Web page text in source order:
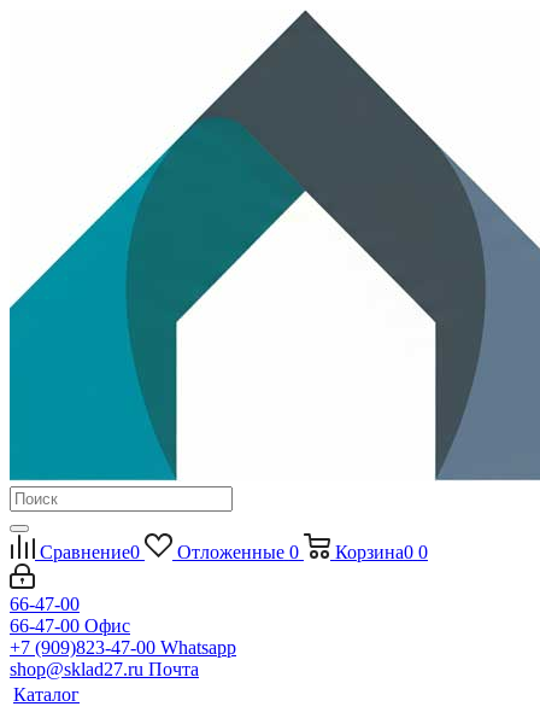
Сравнение0 Отложенные 0 Корзина0 0
66-47-00
66-47-00 Офис
+7 (909)823-47-00 Whatsapp
shop@sklad27.ru Почта
Каталог